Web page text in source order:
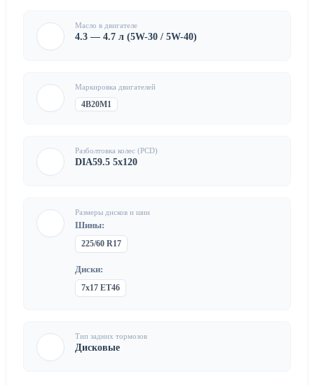
Масло в двигателе
4.3 — 4.7 л (5W-30 / 5W-40)
Маркировка двигателей
4B20M1
Разболтовка колес (PCD)
DIA59.5 5x120
Размеры дисков и шин
Шины:
225/60 R17
Диски:
7x17 ET46
Тип задних тормозов
Дисковые